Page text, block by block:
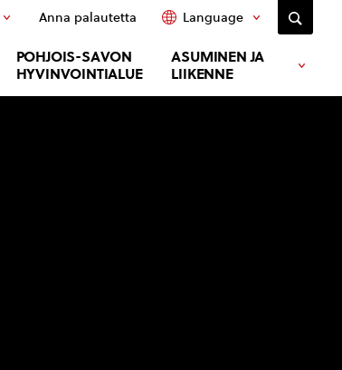
POHJOIS-SAVON
HYVINVOINTIALUE
ASUMINEN JA
LIIKENNE
Anna palautetta Language